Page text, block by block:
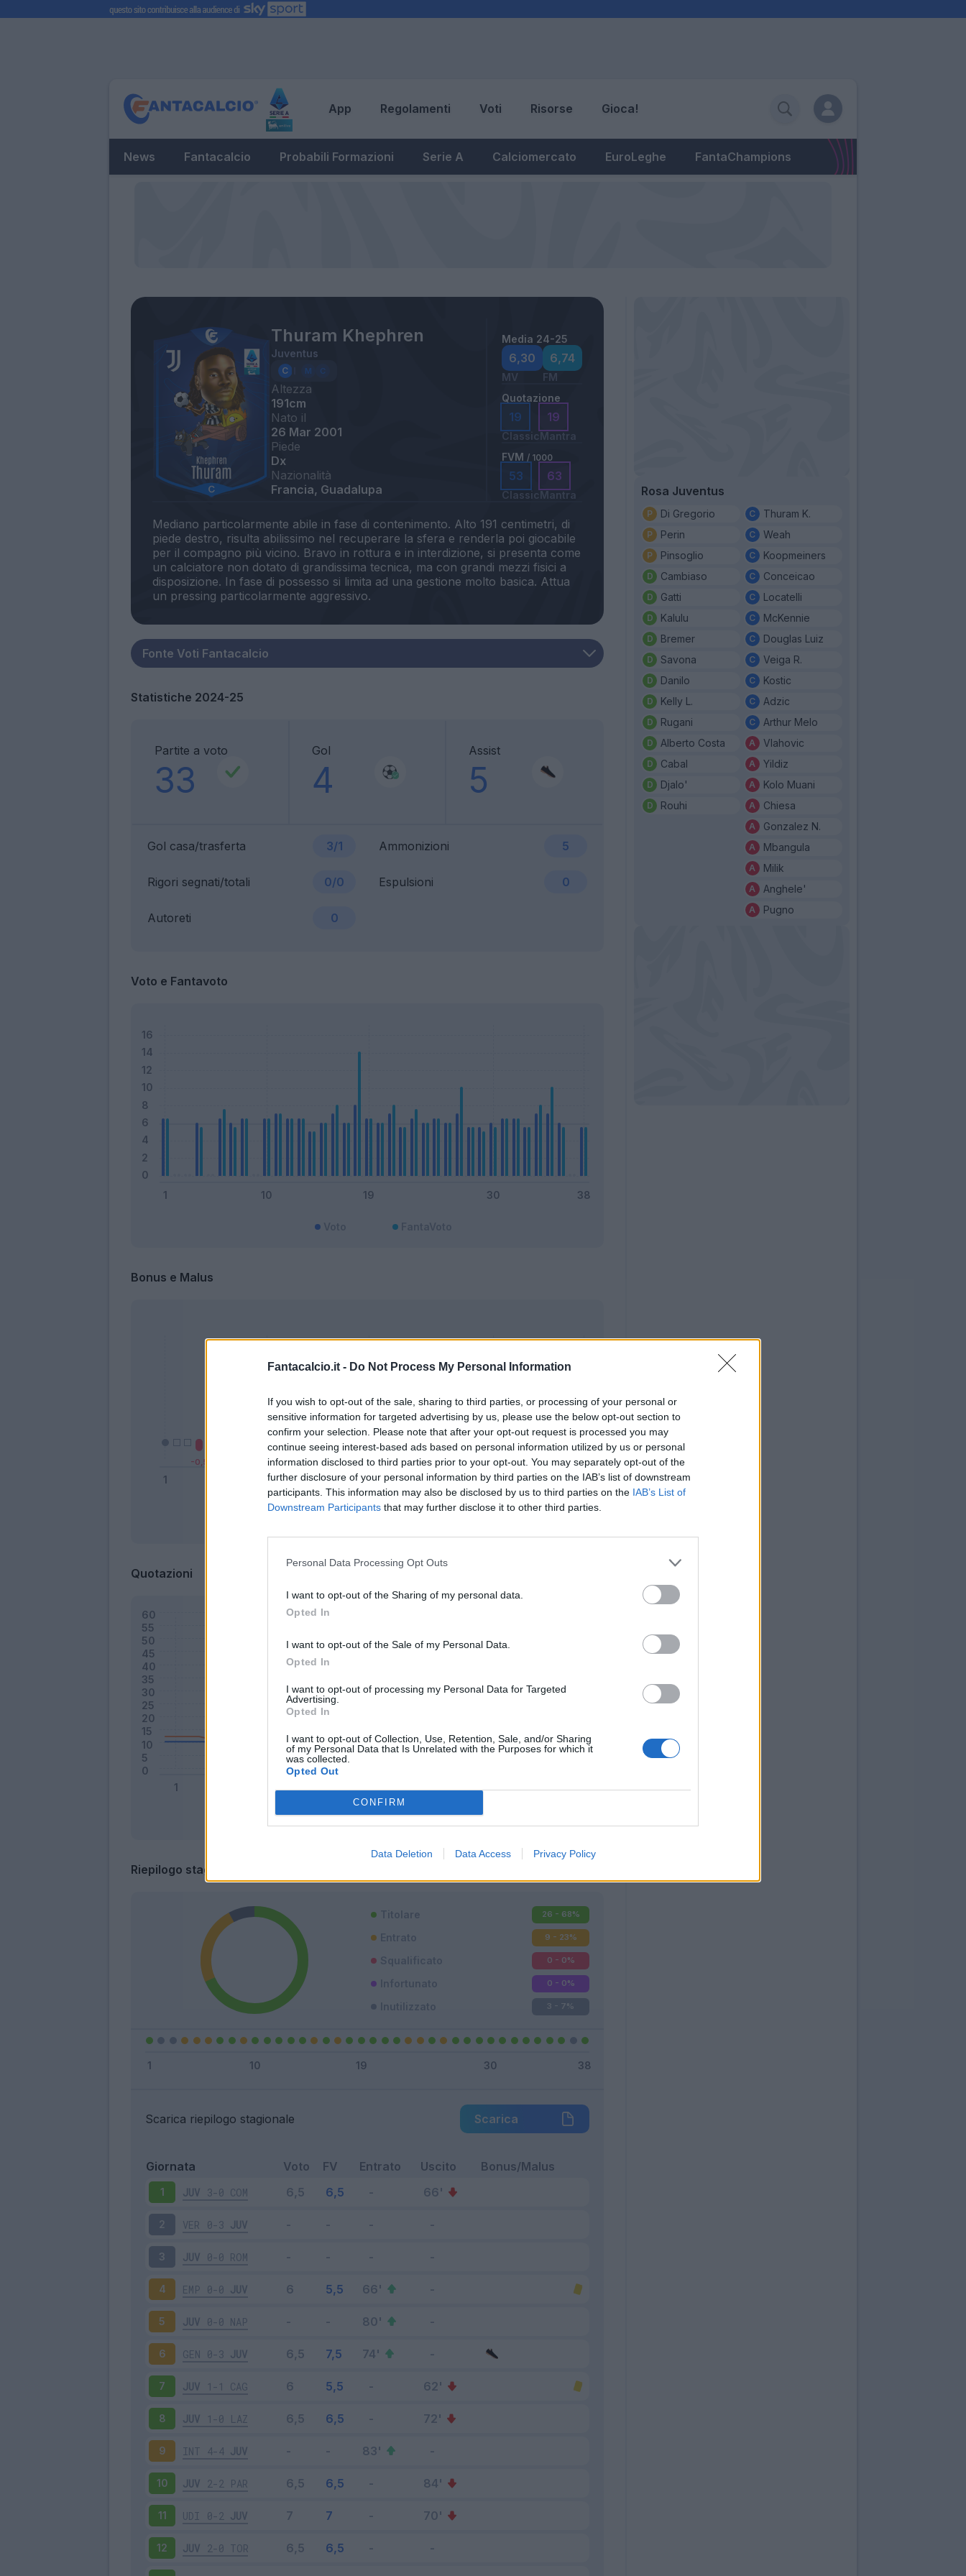
Fantacalcio.it - Do Not Process My Personal Information
If you wish to opt-out of the sale, sharing to third parties, or processing of your personal or
sensitive information for targeted advertising by us, please use the below opt-out section to
confirm your selection. Please note that after your opt-out request is processed you may
continue seeing interest-based ads based on personal information utilized by us or personal
information disclosed to third parties prior to your opt-out. You may separately opt-out of the
further disclosure of your personal information by third parties on the IAB’s list of downstream
participants. This information may also be disclosed by us to third parties on the IAB’s List of
Downstream Participants that may further disclose it to other third parties.
Personal Data Processing Opt Outs
I want to opt-out of the Sharing of my personal data.
Opted In
I want to opt-out of the Sale of my Personal Data.
Opted In
I want to opt-out of processing my Personal Data for Targeted
Advertising.
Opted In
I want to opt-out of Collection, Use, Retention, Sale, and/or Sharing
of my Personal Data that Is Unrelated with the Purposes for which it
was collected.
Opted Out
CONFIRM
Data Deletion Data Access Privacy Policy
App Regolamenti Voti Risorse Gioca!
News Fantacalcio Probabili Formazioni Serie A Calciomercato EuroLeghe FantaChampions
Thuram Khephren
Juventus
Altezza
191cm
Nato il
26 Mar 2001
Piede
Dx
Nazionalità
Francia, Guadalupa
Media 24-25
6,30
MV
6,74
FM
Quotazione
19
Classic
19
Mantra
FVM / 1000
53
Classic
63
Mantra
Mediano particolarmente abile in fase di contenimento. Alto 191 centimetri, di
piede destro, risulta abilissimo nel recuperare la sfera e renderla poi giocabile
per il compagno più vicino. Bravo in rottura e in interdizione, si presenta come
un calciatore non dotato di grandissima tecnica, ma con grandi mezzi fisici a
disposizione. In fase di possesso si limita ad una gestione molto basica. Attua
Statistiche 2024-25
Partite a voto
33
Gol
4
Assist
5
Gol casa/trasferta 3/1 Ammonizioni 5
Rigori segnati/totali 0/0 Espulsioni 0
Autoreti 0
Voto e Fantavoto
Bonus e Malus
Quotazioni
Classic Mantra
Riepilogo stagione
Titolare 26 - 68%
Entrato 9 - 23%
Squalificato 0 - 0%
Infortunato 0 - 0%
Inutilizzato 3 - 7%
Scarica riepilogo stagionale Scarica
Giornata Voto FV Entrato Uscito Bonus/Malus
1 JUV 3-0 COM
2 VER 0-3 JUV
3 JUV 0-0 ROM
4 EMP 0-0 JUV
5 JUV 0-0 NAP
6 GEN 0-3 JUV
7 JUV 1-1 CAG
8 JUV 1-0 LAZ
9 INT 4-4 JUV
10 JUV 2-2 PAR
11 UDI 0-2 JUV
12 JUV 2-0 TOR
Rosa Juventus
Di Gregorio
Perin
Pinsoglio
Cambiaso
Gatti
Kalulu
Bremer
Savona
Danilo
Kelly L.
Rugani
Alberto Costa
Cabal
Djalo'
Rouhi
Thuram K.
Weah
Koopmeiners
Conceicao
Locatelli
McKennie
Douglas Luiz
Veiga R.
Kostic
Adzic
Arthur Melo
Vlahovic
Yildiz
Kolo Muani
Chiesa
Gonzalez N.
Mbangula
Milik
Anghele'
Pugno